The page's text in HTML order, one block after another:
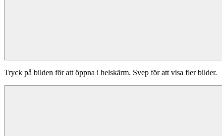
Tryck på bilden för att öppna i helskärm. Svep för att visa fler bilder.